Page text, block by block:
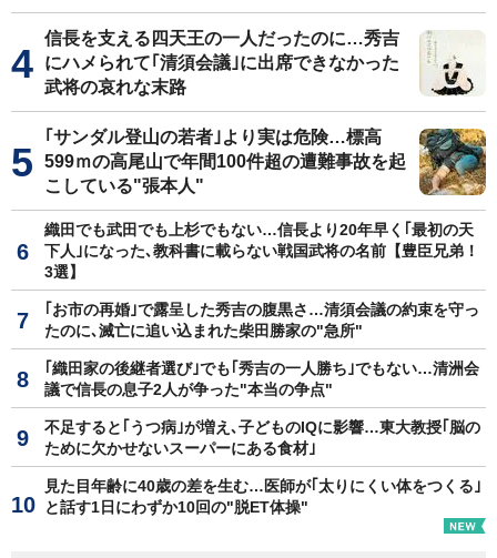
信長を支える四天王の一人だったのに…秀吉
にハメられて｢清須会議｣に出席できなかった
武将の哀れな末路
｢サンダル登山の若者｣より実は危険…標高
599ｍの高尾山で年間100件超の遭難事故を起
こしている"張本人"
織田でも武田でも上杉でもない…信長より20年早く｢最初の天
下人｣になった､教科書に載らない戦国武将の名前【豊臣兄弟！
3選】
｢お市の再婚｣で露呈した秀吉の腹黒さ…清須会議の約束を守っ
たのに､滅亡に追い込まれた柴田勝家の"急所"
｢織田家の後継者選び｣でも｢秀吉の一人勝ち｣でもない…清洲会
議で信長の息子2人が争った"本当の争点"
不足すると｢うつ病｣が増え､子どものIQに影響…東大教授｢脳の
ために欠かせないスーパーにある食材｣
見た目年齢に40歳の差を生む…医師が｢太りにくい体をつくる｣
と話す1日にわずか10回の"脱ET体操"